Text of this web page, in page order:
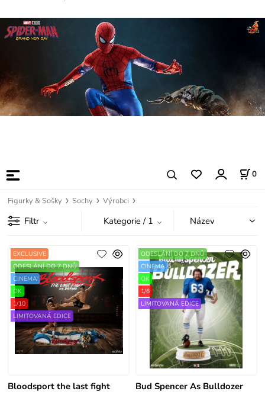
0
Figurky & Sošky Sochy Výrobci
Filtr Kategorie / 1
Bloodsport the last fight
EXCLUSIVE
ODESLÁNÍ DO 7 DNŮ
CINEMA
OK
1/10
LIMITOVANÁ EDICE
Bud Spencer As Bulldozer
ODESLÁNÍ DO 7 DNŮ
CINEMA
OK
1/6
LIMITOVANÁ EDICE